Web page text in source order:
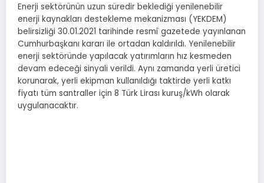
Enerji sektörünün uzun süredir beklediği yenilenebilir
enerji kaynakları destekleme mekanizması (YEKDEM)
belirsizliği 30.01.2021 tarihinde resmî gazetede yayınlanan
Cumhurbaşkanı kararı ile ortadan kaldırıldı. Yenilenebilir
enerji sektöründe yapılacak yatırımların hız kesmeden
devam edeceği sinyali verildi. Aynı zamanda yerli üretici
korunarak, yerli ekipman kullanıldığı taktirde yerli katkı
fiyatı tüm santraller için 8 Türk Lirası kuruş/kWh olarak
uygulanacaktır.